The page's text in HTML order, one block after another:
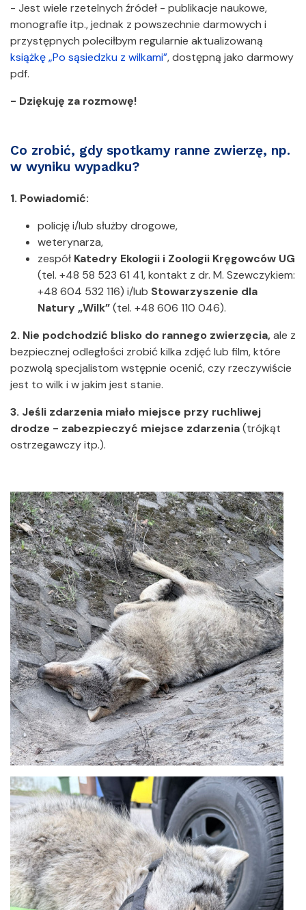
- Jest wiele rzetelnych źródeł - publikacje naukowe,
monografie itp., jednak z powszechnie darmowych i
przystępnych poleciłbym regularnie aktualizowaną
książkę „Po sąsiedzku z wilkami”, dostępną jako darmowy
pdf.
- Dziękuję za rozmowę!
Co zrobić, gdy spotkamy ranne zwierzę, np.
w wyniku wypadku?
1. Powiadomić:
policję i/lub służby drogowe,
weterynarza,
zespół Katedry Ekologii i Zoologii Kręgowców UG
(tel. +48 58 523 61 41, kontakt z dr. M. Szewczykiem:
+48 604 532 116) i/lub Stowarzyszenie dla
Natury „Wilk”(tel. +48 606 110 046).
2. Nie podchodzić blisko do rannego zwierzęcia,ale z
bezpiecznej odległości zrobić kilka zdjęć lub film, które
pozwolą specjalistom wstępnie ocenić, czy rzeczywiście
jest to wilk i w jakim jest stanie.
3. Jeśli zdarzenia miało miejsce przy ruchliwej
drodze - zabezpieczyć miejsce zdarzenia(trójkąt
ostrzegawczy itp.).